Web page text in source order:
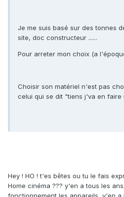
Je me suis basé sur des tonnes
site, doc constructeur ......
Pour arreter mon choix (a
Choisir son matériel n'est pas
celui qui se dit "tiens j'va en faire
Hey ! HO ! t'es bêtes ou tu le fais
Home cinéma ??? y'en a tous les